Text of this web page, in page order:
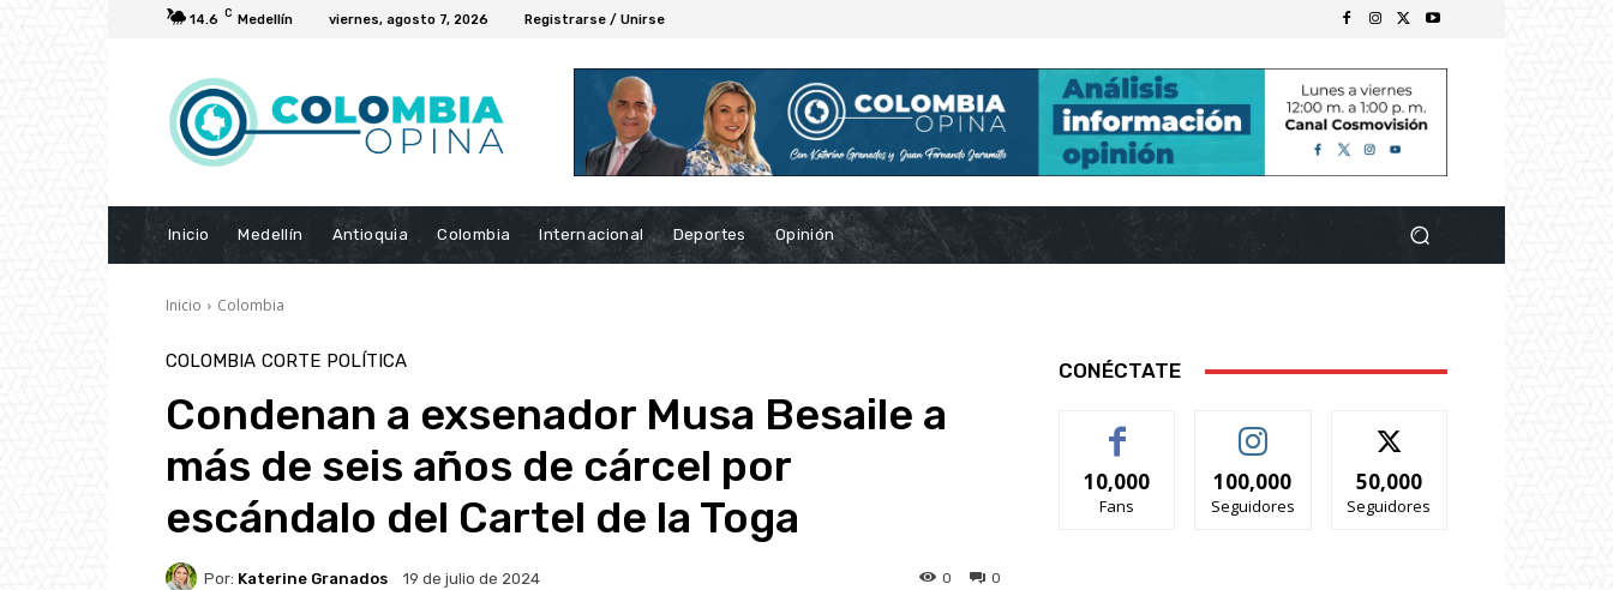
14.6 C Medellín viernes, agosto 7, 2026 Registrarse / Unirse
Inicio Medellín Antioquia Colombia Internacional Deportes Opinión
Inicio Colombia
COLOMBIA CORTE POLÍTICA
Condenan a exsenador Musa Besaile a
más de seis años de cárcel por
escándalo del Cartel de la Toga
Por: Katerine Granados 19 de julio de 2024 0
0
CONÉCTATE
10,000
Fans
100,000
Seguidores
50,000
Seguidores